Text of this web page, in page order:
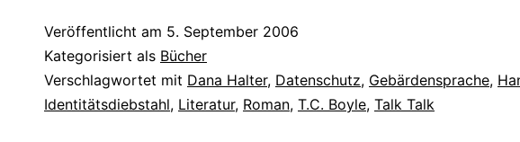
Veröffentlicht am 5. September 2006
Kategorisiert als Bücher
Verschlagwortet mit Dana Halter, Datenschutz, Gebärdensprache,
Identitätsdiebstahl, Literatur, Roman, T.C. Boyle, Talk Talk